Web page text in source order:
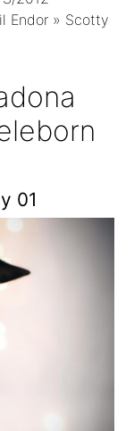
Endor » Scotty
01